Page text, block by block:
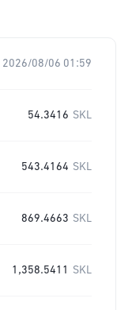
2026/08/06 01:59
54.3416 SKL
543.4164 SKL
869.4663 SKL
1,358.5411 SKL